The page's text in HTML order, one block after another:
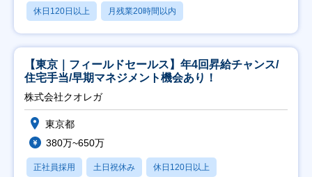
休日120日以上 月残業20時間以内
【東京｜フィールドセールス】年4回昇給チャンス/
住宅手当/早期マネジメント機会あり！
株式会社クオレガ
東京都
380万~650万
正社員採用 土日祝休み 休日120日以上